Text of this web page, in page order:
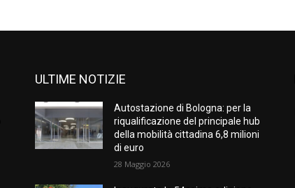
ULTIME NOTIZIE
Autostazione di Bologna: per la
riqualificazione del principale hub
della mobilità cittadina 6,8 milioni
di euro
28 Maggio 2026